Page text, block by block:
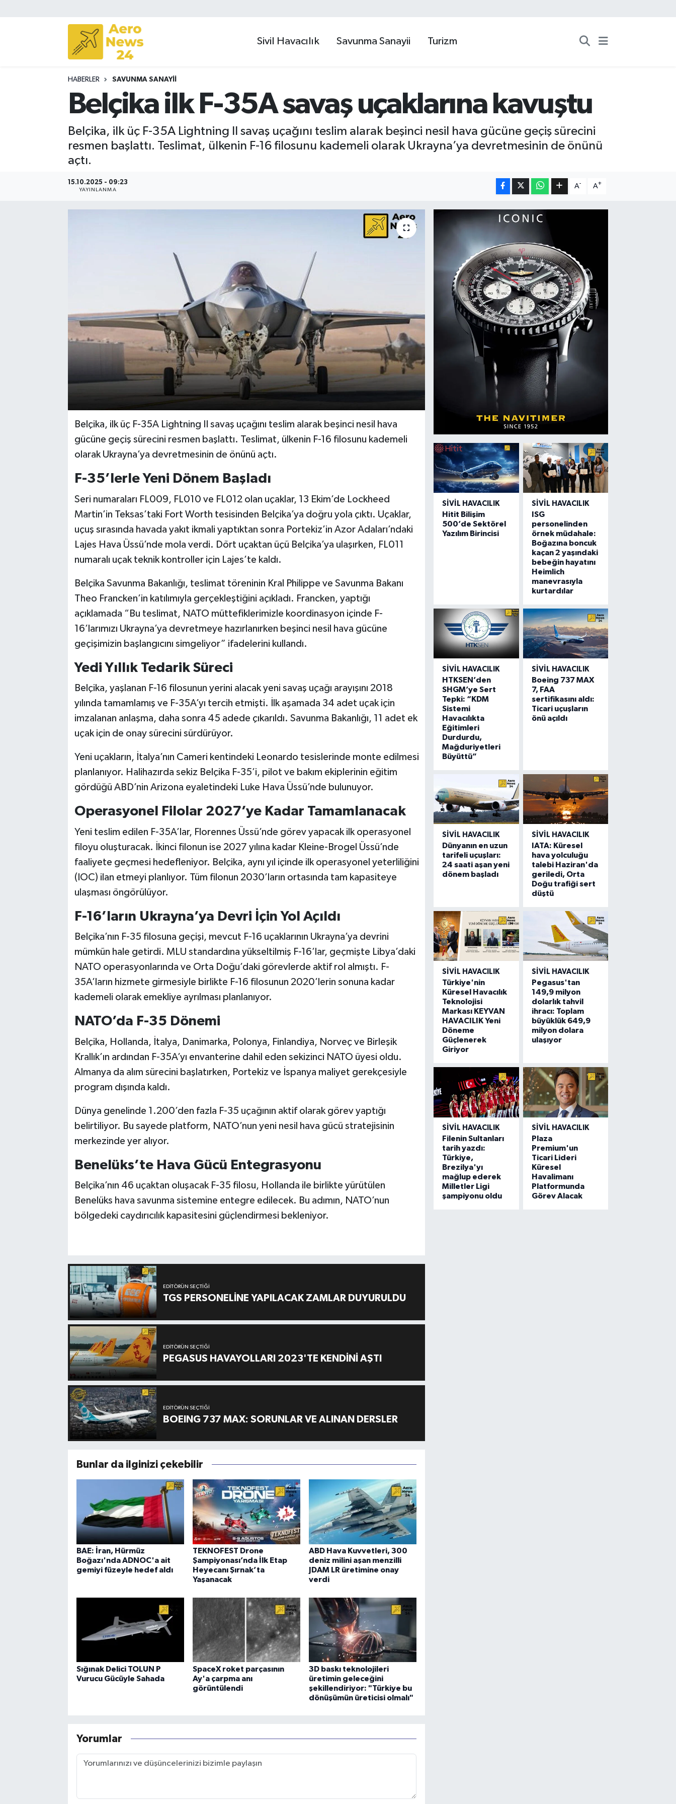
Sivil Havacılık Savunma Sanayii Turizm
HABERLER SAVUNMA SANAYII
Belçika ilk F-35A savaş uçaklarına kavuştu
Belçika, ilk üç F-35A Lightning II savaş uçağını teslim alarak beşinci nesil hava gücüne geçiş sürecini
resmen başlattı. Teslimat, ülkenin F-16 filosunu kademeli olarak Ukrayna’ya devretmesinin de önünü
açtı.
15.10.2025 - 09:23
YAYINLANMA
A- A+
Belçika, ilk üç F-35A Lightning II savaş uçağını teslim alarak beşinci nesil hava
gücüne geçiş sürecini resmen başlattı. Teslimat, ülkenin F-16 filosunu kademeli
olarak Ukrayna’ya devretmesinin de önünü açtı.
F-35’lerle Yeni Dönem Başladı
Seri numaraları FL009, FL010 ve FL012 olan uçaklar, 13 Ekim’de Lockheed
Martin’in Teksas’taki Fort Worth tesisinden Belçika’ya doğru yola çıktı. Uçaklar,
uçuş sırasında havada yakıt ikmali yaptıktan sonra Portekiz’in Azor Adaları’ndaki
Lajes Hava Üssü’nde mola verdi. Dört uçaktan üçü Belçika’ya ulaşırken, FL011
numaralı uçak teknik kontroller için Lajes’te kaldı.
Belçika Savunma Bakanlığı, teslimat töreninin Kral Philippe ve Savunma Bakanı
Theo Francken’in katılımıyla gerçekleştiğini açıkladı. Francken, yaptığı
açıklamada “Bu teslimat, NATO müttefiklerimizle koordinasyon içinde F-
16’larımızı Ukrayna’ya devretmeye hazırlanırken beşinci nesil hava gücüne
geçişimizin başlangıcını simgeliyor” ifadelerini kullandı.
Yedi Yıllık Tedarik Süreci
Belçika, yaşlanan F-16 filosunun yerini alacak yeni savaş uçağı arayışını 2018
yılında tamamlamış ve F-35A’yı tercih etmişti. İlk aşamada 34 adet uçak için
imzalanan anlaşma, daha sonra 45 adede çıkarıldı. Savunma Bakanlığı, 11 adet ek
uçak için de onay sürecini sürdürüyor.
Yeni uçakların, İtalya’nın Cameri kentindeki Leonardo tesislerinde monte edilmesi
planlanıyor. Halihazırda sekiz Belçika F-35’i, pilot ve bakım ekiplerinin eğitim
gördüğü ABD’nin Arizona eyaletindeki Luke Hava Üssü’nde bulunuyor.
Operasyonel Filolar 2027’ye Kadar Tamamlanacak
Yeni teslim edilen F-35A’lar, Florennes Üssü’nde görev yapacak ilk operasyonel
filoyu oluşturacak. İkinci filonun ise 2027 yılına kadar Kleine-Brogel Üssü’nde
faaliyete geçmesi hedefleniyor. Belçika, aynı yıl içinde ilk operasyonel yeterliliğini
(IOC) ilan etmeyi planlıyor. Tüm filonun 2030’ların ortasında tam kapasiteye
ulaşması öngörülüyor.
F-16’ların Ukrayna’ya Devri İçin Yol Açıldı
Belçika’nın F-35 filosuna geçişi, mevcut F-16 uçaklarının Ukrayna’ya devrini
mümkün hale getirdi. MLU standardına yükseltilmiş F-16’lar, geçmişte Libya’daki
NATO operasyonlarında ve Orta Doğu’daki görevlerde aktif rol almıştı. F-
35A’ların hizmete girmesiyle birlikte F-16 filosunun 2020’lerin sonuna kadar
kademeli olarak emekliye ayrılması planlanıyor.
NATO’da F-35 Dönemi
Belçika, Hollanda, İtalya, Danimarka, Polonya, Finlandiya, Norveç ve Birleşik
Krallık’ın ardından F-35A’yı envanterine dahil eden sekizinci NATO üyesi oldu.
Almanya da alım sürecini başlatırken, Portekiz ve İspanya maliyet gerekçesiyle
program dışında kaldı.
Dünya genelinde 1.200’den fazla F-35 uçağının aktif olarak görev yaptığı
belirtiliyor. Bu sayede platform, NATO’nun yeni nesil hava gücü stratejisinin
merkezinde yer alıyor.
Benelüks’te Hava Gücü Entegrasyonu
Belçika’nın 46 uçaktan oluşacak F-35 filosu, Hollanda ile birlikte yürütülen
Benelüks hava savunma sistemine entegre edilecek. Bu adımın, NATO’nun
bölgedeki caydırıcılık kapasitesini güçlendirmesi bekleniyor.
EDITÖRÜN SEÇTIĞI
TGS PERSONELİNE YAPILACAK ZAMLAR DUYURULDU
EDITÖRÜN SEÇTIĞI
PEGASUS HAVAYOLLARI 2023'TE KENDİNİ AŞTI
EDITÖRÜN SEÇTIĞI
BOEING 737 MAX: SORUNLAR VE ALINAN DERSLER
Bunlar da ilginizi çekebilir
BAE: İran, Hürmüz
Boğazı'nda ADNOC'a ait
gemiyi füzeyle hedef aldı
TEKNOFEST Drone
Şampiyonası’nda İlk Etap
Heyecanı Şırnak’ta
Yaşanacak
ABD Hava Kuvvetleri, 300
deniz milini aşan menzilli
JDAM LR üretimine onay
verdi
Sığınak Delici TOLUN P
Vurucu Gücüyle Sahada
SpaceX roket parçasının
Ay'a çarpma anı
görüntülendi
3D baskı teknolojileri
üretimin geleceğini
şekillendiriyor: "Türkiye bu
dönüşümün üreticisi olmalı"
Yorumlar
SIVIL HAVACILIK
Hitit Bilişim
500’de Sektörel
Yazılım Birincisi
SIVIL HAVACILIK
ISG
personelinden
örnek müdahale:
Boğazına boncuk
kaçan 2 yaşındaki
bebeğin hayatını
Heimlich
manevrasıyla
kurtardılar
SIVIL HAVACILIK
HTKSEN’den
SHGM’ye Sert
Tepki: “KDM
Sistemi
Havacılıkta
Eğitimleri
Durdurdu,
Mağduriyetleri
Büyüttü”
SIVIL HAVACILIK
Boeing 737 MAX
7, FAA
sertifikasını aldı:
Ticari uçuşların
önü açıldı
SIVIL HAVACILIK
Dünyanın en uzun
tarifeli uçuşları:
24 saati aşan yeni
dönem başladı
SIVIL HAVACILIK
IATA: Küresel
hava yolculuğu
talebi Haziran'da
geriledi, Orta
Doğu trafiği sert
düştü
SIVIL HAVACILIK
Türkiye'nin
Küresel Havacılık
Teknolojisi
Markası KEYVAN
HAVACILIK Yeni
Döneme
Güçlenerek
Giriyor
SIVIL HAVACILIK
Pegasus'tan
149,9 milyon
dolarlık tahvil
ihracı: Toplam
büyüklük 649,9
milyon dolara
ulaşıyor
SIVIL HAVACILIK
Filenin Sultanları
tarih yazdı:
Türkiye,
Brezilya'yı
mağlup ederek
Milletler Ligi
şampiyonu oldu
SIVIL HAVACILIK
Plaza
Premium'un
Ticari Lideri
Küresel
Havalimanı
Platformunda
Görev Alacak
Sivil Havacılık